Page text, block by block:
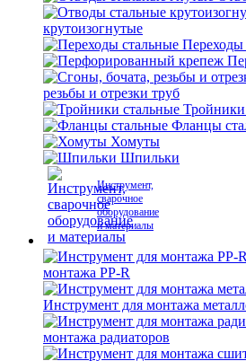
крутоизогнутые
Переходы
резьбы и отрезки труб
Тройники
Фланцы
Хомуты
Шпильки
Инструмент,
сварочное
оборудование
и материалы
монтажа PP-R
Инструмент для монтажа
монтажа радиаторов